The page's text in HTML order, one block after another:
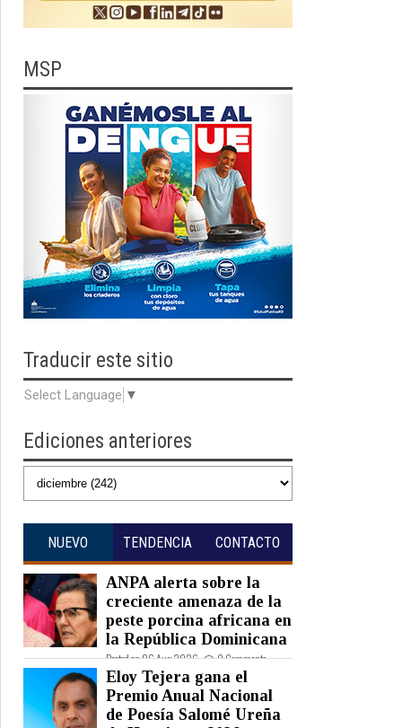
MSP
Traducir este sitio
Select Language ▼
Ediciones anteriores
NUEVO TENDENCIA CONTACTO
ANPA alerta sobre la
creciente amenaza de la
peste porcina africana en
la República Dominicana
Posted on 06 Aug 2026 - 0 Comments
Eloy Tejera gana el
Premio Anual Nacional
de Poesía Salomé Ureña